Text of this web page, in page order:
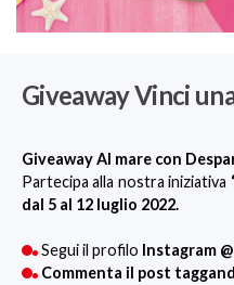
Giveaway Vinci
Giveaway Al mare con
Partecipa alla nostra iniziativa
dal 5 al 12 luglio 2022.
Segui il profilo Instagram
Commenta il post